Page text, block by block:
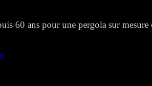
60 ans pour une pergola sur mesure
?